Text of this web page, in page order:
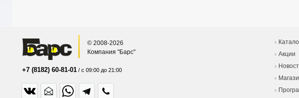
© 2008-2026
Компания "Барс"
+7 (8182) 60-81-01 / с 09:00 до 21:00
Акции